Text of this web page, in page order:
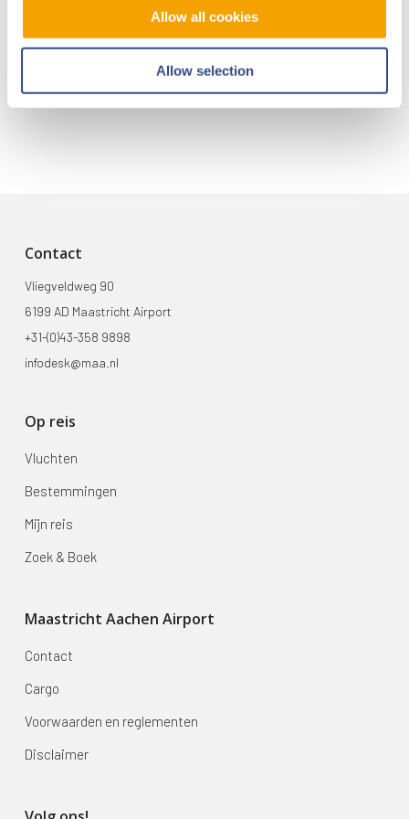
Allow all cookies
Allow selection
Je kunt je nu aanmelden voor onze Burendag 2026!
Trainingsvlucht KLM
Contact
Vliegveldweg 90
6199 AD Maastricht Airport
+31-(0)43-358 9898
infodesk@maa.nl
Op reis
Vluchten
Bestemmingen
Mijn reis
Zoek & Boek
Maastricht Aachen Airport
Contact
Cargo
Voorwaarden en reglementen
Disclaimer